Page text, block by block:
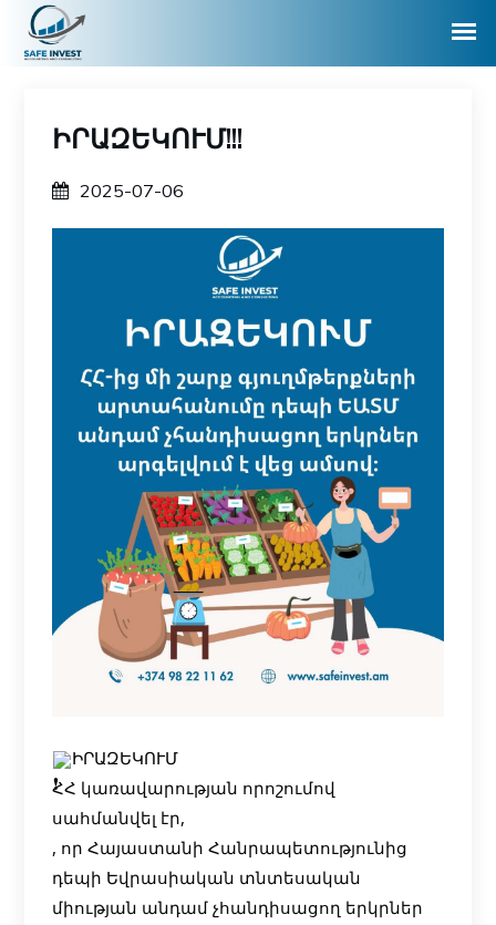
ԻՐԱԶԵԿՈՒՄ!!!
2025-07-06
ԻՐԱԶԵԿՈՒՄ
ՀՀ կառավարության որոշումով
սահմանվել էր,
, որ Հայաստանի Հանրապետությունից
դեպի Եվրասիական տնտեսական
միության անդամ չհանդիսացող երկրներ